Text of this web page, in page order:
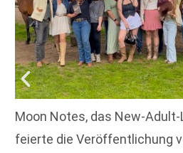
Moon Notes, das New-Adult-
feierte die Veröffentlichung